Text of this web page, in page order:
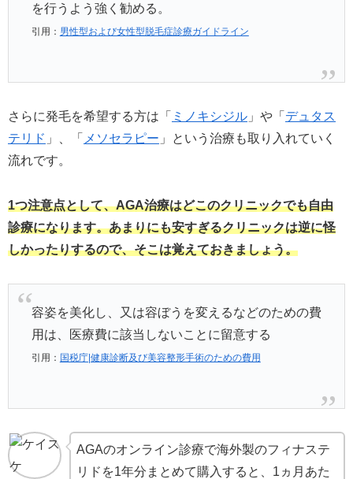
を行うよう強く勧める。
引用： 男性型および女性型脱毛症診療ガイドライン
さらに発毛を希望する方は「 ミノキシジル 」や「 デュタス
テリド 」、「 メソセラピー 」という治療も取り入れていく
流れです。
1つ注意点として、AGA治療はどこのクリニックでも自由
診療になります。あまりにも安すぎるクリニックは逆に怪
しかったりするので、そこは覚えておきましょう。
容姿を美化し、又は容ぼうを変えるなどのための費
用は、医療費に該当しないことに留意する
引用： 国税庁|健康診断及び美容整形手術のための費用
AGAのオンライン診療で海外製のフィナステ
リドを1年分まとめて購入すると、1ヵ月あた